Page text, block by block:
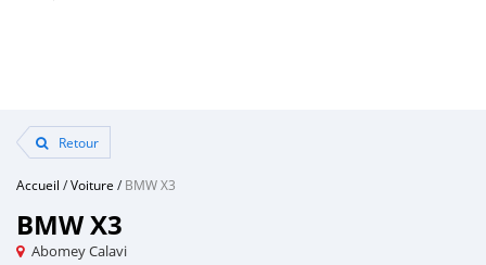
Retour
Accueil /Voiture /BMW X3
BMW X3
Abomey Calavi